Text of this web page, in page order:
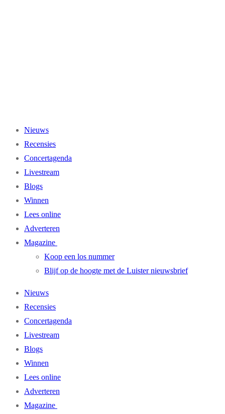
Nieuws
Recensies
Concertagenda
Livestream
Blogs
Winnen
Lees online
Adverteren
Magazine
Koop een los nummer
Blijf op de hoogte met de Luister nieuwsbrief
Nieuws
Recensies
Concertagenda
Livestream
Blogs
Winnen
Lees online
Adverteren
Magazine